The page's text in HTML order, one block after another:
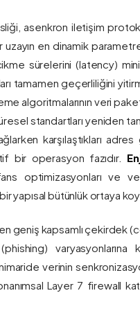
asenkron iletişim
en dinamik
sürelerini (latency)
tamamen geçerliliğini
algoritmalarının veri
standartları yeniden
sağlarken karşılaştıkları
bir operasyon fazıdır.
optimizasyonları ve
yapısal bütünlük ortaya
geniş kapsamlı çekirdek
verinin
Layer 7 firewall